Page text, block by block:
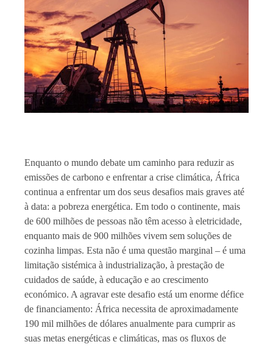
Enquanto o mundo debate um caminho para reduzir as
emissões de carbono e enfrentar a crise climática, África
continua a enfrentar um dos seus desafios mais graves até
à data: a pobreza energética. Em todo o continente, mais
de 600 milhões de pessoas não têm acesso à eletricidade,
enquanto mais de 900 milhões vivem sem soluções de
cozinha limpas. Esta não é uma questão marginal – é uma
limitação sistémica à industrialização, à prestação de
cuidados de saúde, à educação e ao crescimento
económico. A agravar este desafio está um enorme défice
de financiamento: África necessita de aproximadamente
190 mil milhões de dólares anualmente para cumprir as
suas metas energéticas e climáticas, mas os fluxos de